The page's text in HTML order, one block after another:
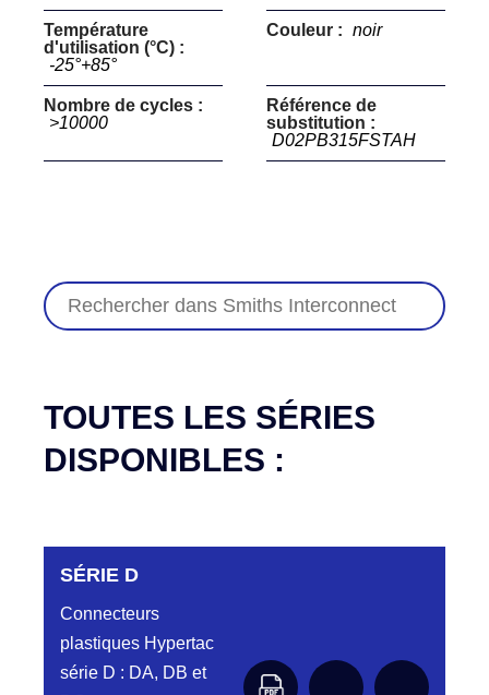
Température
d'utilisation (°C) :
-25°+85°
Couleur : noir
Nombre de cycles :
>10000
Référence de
substitution :
D02PB315FSTAH
TOUTES LES SÉRIES
DISPONIBLES :
SÉRIE D
Connecteurs
plastiques Hypertac
série D : DA, DB et